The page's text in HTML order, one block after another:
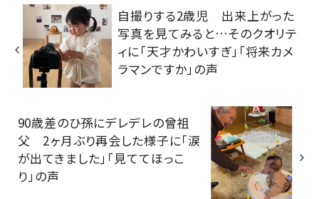
自撮りする2歳児 出来上がった
写真を見てみると…そのクオリテ
ィに「天才かわいすぎ」「将来カメ
ラマンですか」の声
90歳差のひ孫にデレデレの曾祖
父 2ヶ月ぶり再会した様子に「涙
が出てきました」「見ててほっこ
り」の声